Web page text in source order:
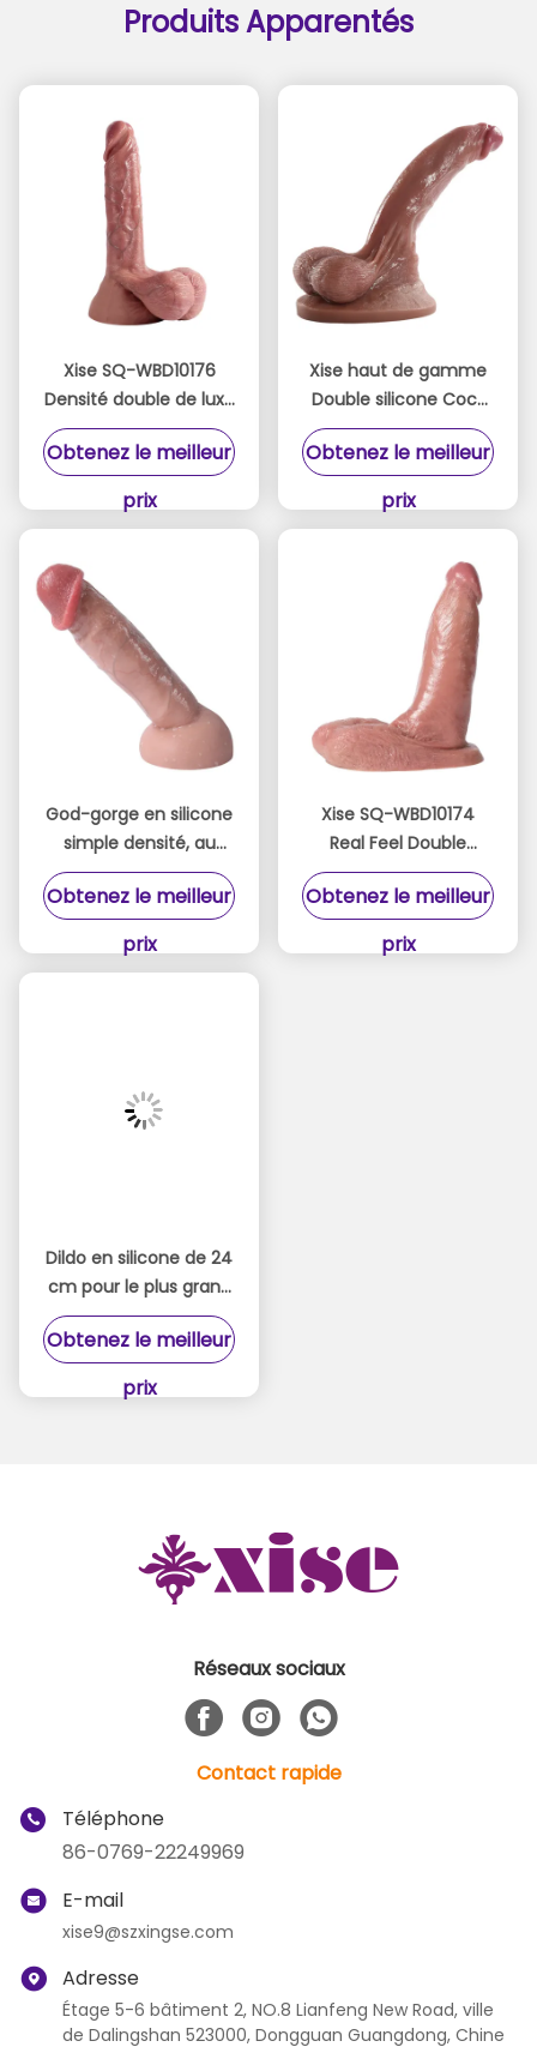
Produits Apparentés
Xise SQ-WBD10176
Densité double de luxe
Pénis en silicone 24cm
Tan Touche de la
Obtenez le meilleur
prix
Xise haut de gamme
Double silicone Cock
22,5Cm couleur brune
Pour le maximum de
Obtenez le meilleur
prix
God-gorge en silicone
simple densité, au
toucher lisse pour un
plaisir maximal
Obtenez le meilleur
prix
Xise SQ-WBD10174
Real Feel Double
Silicone Cock Conçu
pour le confort ultime
et la passion
Obtenez le meilleur
prix
Dildo en silicone de 24
cm pour le plus grand
plaisir
Obtenez le meilleur
prix
Réseaux sociaux
Contact rapide
Téléphone
86-0769-22249969
E-mail
xise9@szxingse.com
Adresse
Étage 5-6 bâtiment 2, NO.8 Lianfeng New Road, ville
de Dalingshan 523000, Dongguan Guangdong, Chine